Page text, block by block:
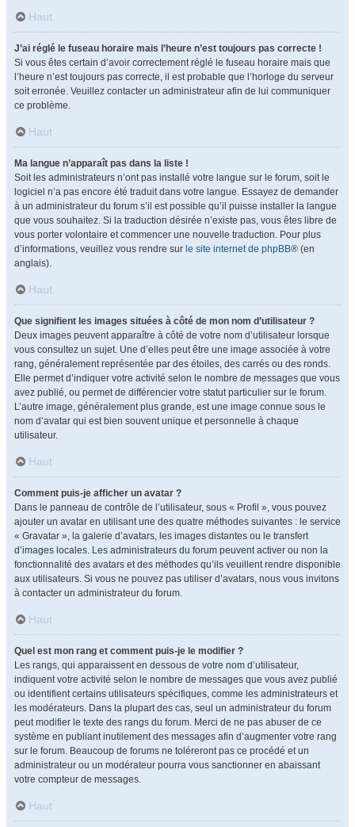
Haut
J’ai réglé le fuseau horaire mais l’heure n’est toujours pas correcte !
Si vous êtes certain d’avoir correctement réglé le fuseau horaire mais que
l’heure n’est toujours pas correcte, il est probable que l’horloge du serveur
soit erronée. Veuillez contacter un administrateur afin de lui communiquer
ce problème.
Haut
Ma langue n’apparaît pas dans la liste !
Soit les administrateurs n’ont pas installé votre langue sur le forum, soit le
logiciel n’a pas encore été traduit dans votre langue. Essayez de demander
à un administrateur du forum s’il est possible qu’il puisse installer la langue
que vous souhaitez. Si la traduction désirée n’existe pas, vous êtes libre de
vous porter volontaire et commencer une nouvelle traduction. Pour plus
d’informations, veuillez vous rendre sur le site internet de phpBB® (en
anglais).
Haut
Que signifient les images situées à côté de mon nom d’utilisateur ?
Deux images peuvent apparaître à côté de votre nom d’utilisateur lorsque
vous consultez un sujet. Une d’elles peut être une image associée à votre
rang, généralement représentée par des étoiles, des carrés ou des ronds.
Elle permet d’indiquer votre activité selon le nombre de messages que vous
avez publié, ou permet de différencier votre statut particulier sur le forum.
L’autre image, généralement plus grande, est une image connue sous le
nom d’avatar qui est bien souvent unique et personnelle à chaque
utilisateur.
Haut
Comment puis-je afficher un avatar ?
Dans le panneau de contrôle de l’utilisateur, sous « Profil », vous pouvez
ajouter un avatar en utilisant une des quatre méthodes suivantes : le service
« Gravatar », la galerie d’avatars, les images distantes ou le transfert
d’images locales. Les administrateurs du forum peuvent activer ou non la
fonctionnalité des avatars et des méthodes qu’ils veuillent rendre disponible
aux utilisateurs. Si vous ne pouvez pas utiliser d’avatars, nous vous invitons
à contacter un administrateur du forum.
Haut
Quel est mon rang et comment puis-je le modifier ?
Les rangs, qui apparaissent en dessous de votre nom d’utilisateur,
indiquent votre activité selon le nombre de messages que vous avez publié
ou identifient certains utilisateurs spécifiques, comme les administrateurs et
les modérateurs. Dans la plupart des cas, seul un administrateur du forum
peut modifier le texte des rangs du forum. Merci de ne pas abuser de ce
système en publiant inutilement des messages afin d’augmenter votre rang
sur le forum. Beaucoup de forums ne toléreront pas ce procédé et un
administrateur ou un modérateur pourra vous sanctionner en abaissant
votre compteur de messages.
Haut